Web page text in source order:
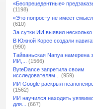
«Беспрецедентные»
(1198)
«Это попросту не имеет
(610)
За сутки ИИ выявил несколько
В Южной Корее создали
(990)
Тайваньская Nanya намерена
ИИ,...
(1566)
ByteDance запретила своим
исследователям...
(959)
ИИ Google раскрыл
(1562)
ИИ научился находить
для...
(667)